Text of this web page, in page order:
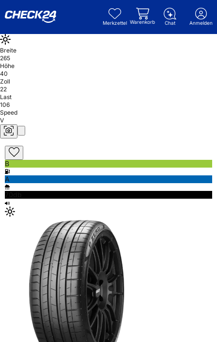
Merkzettel Warenkorb Chat Anmelden
Breite
265
Höhe
40
Zoll
22
Last
106
Speed
V
B
A
70db